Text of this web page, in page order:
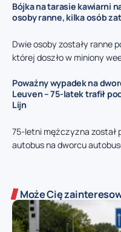
Bójka na tarasie kawiarni
osoby ranne, kilka osób
Dwie osoby zostały ranne
której doszło w miniony
Poważny wypadek na
Leuven – 75-latek trafił
Lijn
75-letni mężczyzna został
autobus na dworcu
Może Cię